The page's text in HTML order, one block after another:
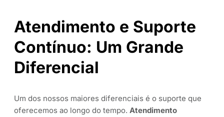
Atendimento e Suporte
Contínuo: Um Grande
Diferencial
Um dos nossos maiores diferenciais é o suporte que
oferecemos ao longo do tempo. Atendimento